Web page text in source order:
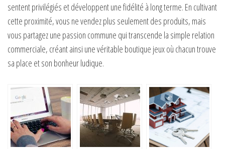
sentent privilégiés et développent une fidélité à long terme. En cultivant
cette proximité, vous ne vendez plus seulement des produits, mais
vous partagez une passion commune qui transcende la simple relation
commerciale, créant ainsi une véritable boutique jeux où chacun trouve
sa place et son bonheur ludique.